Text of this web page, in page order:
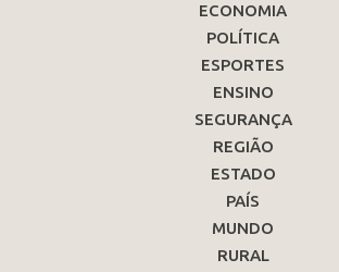
ECONOMIA
POLÍTICA
ESPORTES
ENSINO
SEGURANÇA
REGIÃO
ESTADO
PAÍS
MUNDO
RURAL